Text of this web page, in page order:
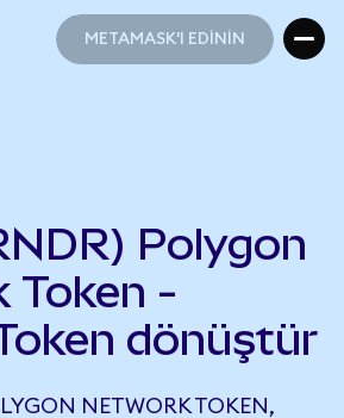
METAMASK'I EDİNİN
Polygon
Token -
dönüştür
NETWORK TOKEN,